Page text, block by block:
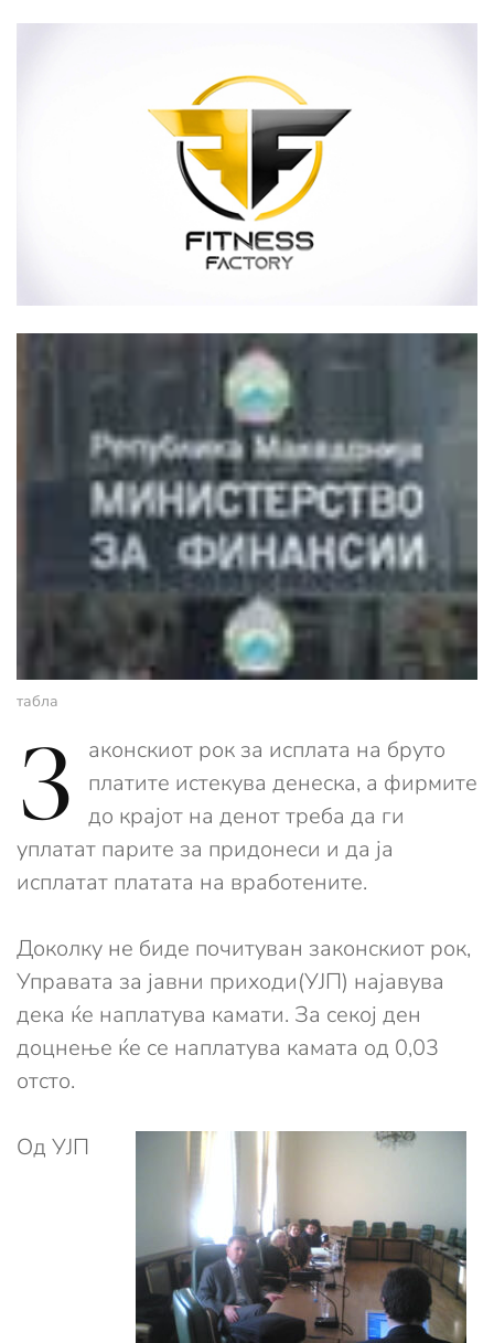
табла
З
аконскиот рок за исплата на бруто
платите истекува денеска, а фирмите
до крајот на денот треба да ги
уплатат парите за придонеси и да ја
исплатат платата на вработените.
Доколку не биде почитуван законскиот рок,
Управата за јавни приходи(УЈП) најавува
дека ќе наплатува камати. За секој ден
доцнење ќе се наплатува камата од 0,03
отсто.
Од УЈП